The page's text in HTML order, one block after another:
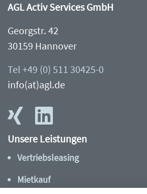
Unsere Leistungen
Vertriebsleasing
Mietkauf
AGL Activ Services GmbH
Georgstr. 42
30159 Hannover
Tel +49 (0) 511 30425-0
info(at)agl.de